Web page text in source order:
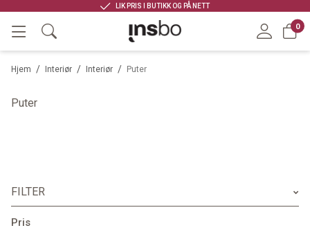
LIK PRIS I BUTIKK OG PÅ NETT
0
/
Hjem /
Interiør /
Interiør Puter
Puter
FILTER
Merke
Pris